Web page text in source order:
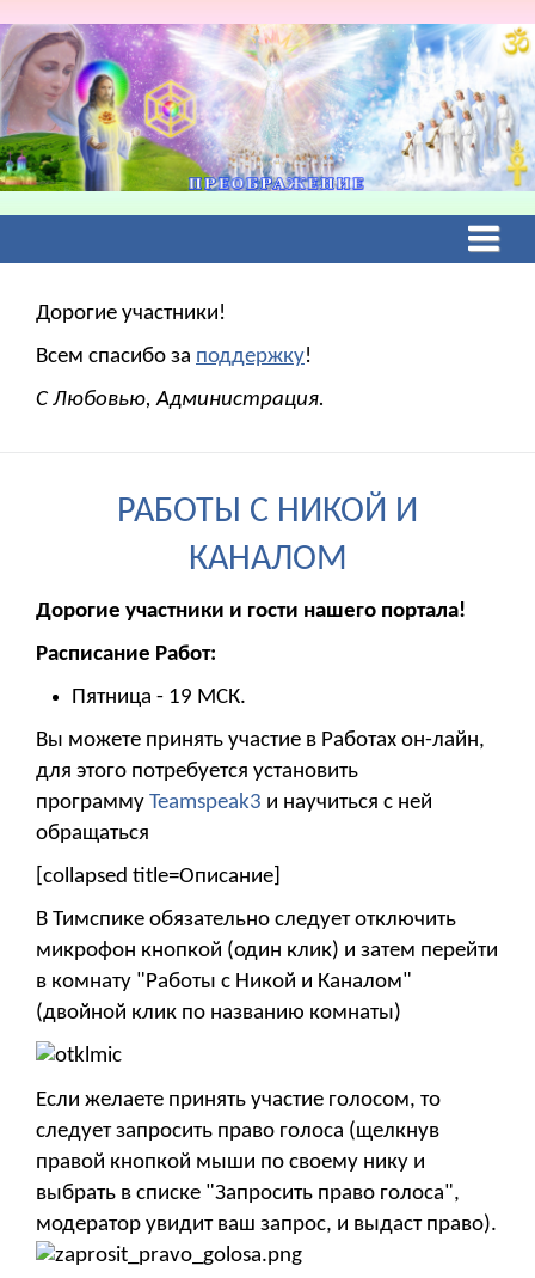
Дорогие участники!
Всем спасибо за поддержку!
С Любовью, Администрация.
РАБОТЫ С НИКОЙ И
КАНАЛОМ
Дорогие участники и гости нашего портала!
Расписание Работ:
Пятница - 19 МСК.
Вы можете принять участие в Работах он-лайн,
для этого потребуется установить
программу Teamspeak3 и научиться с ней
обращаться
[collapsed title=Описание]
В Тимспике обязательно следует отключить
микрофон кнопкой (один клик) и затем перейти
в комнату "Работы с Никой и Каналом"
(двойной клик по названию комнаты)
Если желаете принять участие голосом, то
следует запросить право голоса (щелкнув
правой кнопкой мыши по своему нику и
выбрать в списке "Запросить право голоса",
модератор увидит ваш запрос, и выдаст право).